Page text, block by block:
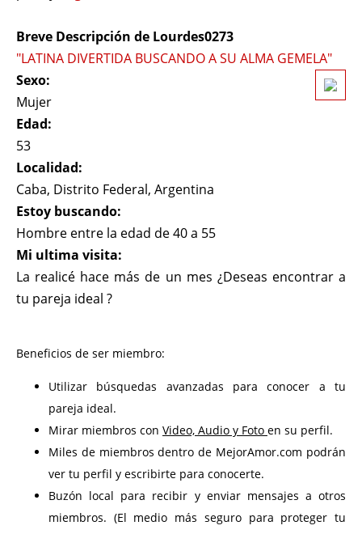
Breve Descripción de Lourdes0273
"LATINA DIVERTIDA BUSCANDO A SU ALMA GEMELA"
Sexo:
Mujer
Edad:
53
Localidad:
Caba, Distrito Federal, Argentina
Estoy buscando:
Hombre entre la edad de 40 a 55
Mi ultima visita:
La realicé hace más de un mes ¿Deseas encontrar a
tu pareja ideal ?
Beneficios de ser miembro:
Utilizar búsquedas avanzadas para conocer a tu
pareja ideal.
Mirar miembros con Video, Audio y Foto en su perfil.
Miles de miembros dentro de MejorAmor.com podrán
ver tu perfil y escribirte para conocerte.
Buzón local para recibir y enviar mensajes a otros
miembros. (El medio más seguro para proteger tu